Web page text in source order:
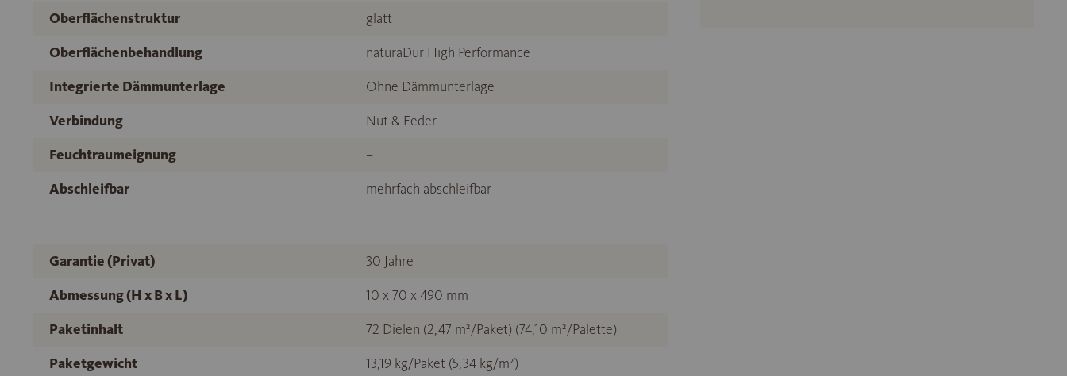
Oberflächenstruktur
glatt
Oberflächenbehandlung
naturaDur High Performance
Integrierte Dämmunterlage
Ohne Dämmunterlage
Verbindung
Nut & Feder
Feuchtraumeignung
–
Abschleifbar
mehrfach abschleifbar
Garantie (Privat)
30 Jahre
Abmessung (H x B x L)
10 x 70 x 490 mm
Paketinhalt
72 Dielen (2,47 m²/Paket) (74,10 m²/Palette)
Paketgewicht
13,19 kg/Paket (5,34 kg/m²)